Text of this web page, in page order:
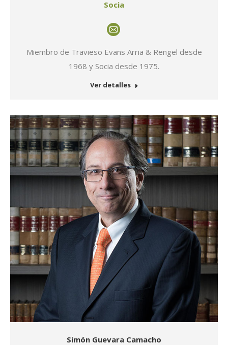
Socia
Miembro de Travieso Evans Arria & Rengel desde
1968 y Socia desde 1975.
E-
mail
Ver detalles
Simón Guevara Camacho